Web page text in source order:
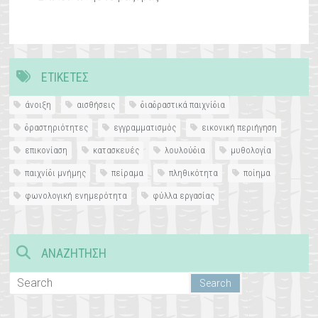
ΕΤΙΚΈΤΕΣ
άνοιξη αισθήσεις διαδραστικά παιχνίδια
δραστηριότητες εγγραμματισμός εικονική περιήγηση
επικονίαση κατασκευές λουλούδια μυθολογία
παιχνίδι μνήμης πείραμα πληθικότητα ποίημα
φωνολογική ενημερότητα φύλλα εργασίας
ΑΝΑΖΉΤΗΣΗ